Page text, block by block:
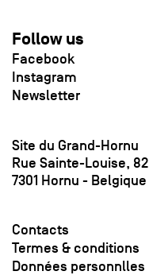
Follow us
Facebook
Instagram
Newsletter
Site du Grand-Hornu
Rue Sainte-Louise, 82
7301 Hornu - Belgique
Contacts
Termes & conditions
Données personnlles